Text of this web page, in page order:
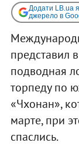
Додати LB.ua
джерело в
представил
подводная
торпеду по
«Чхонан»,
марте, при
спаслись.